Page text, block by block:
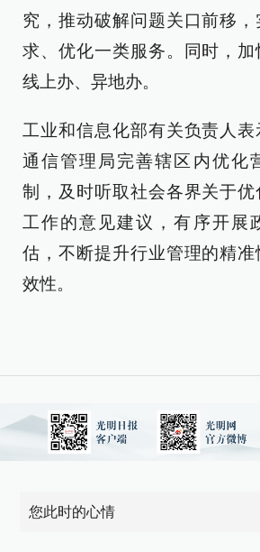
究，推动破解问题关口前移
求、优化一类服务。同时，
线上办、异地办。
工业和信息化部有关负责人
通信管理局完善辖区内优化
制，及时听取社会各界关于
工作的意见建议，有序开展
估，不断提升行业管理的精
效性。
您此时的心情